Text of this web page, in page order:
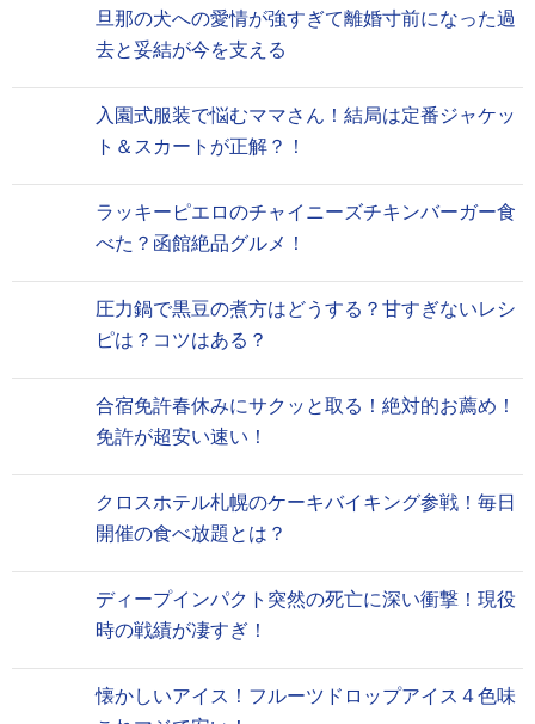
旦那の犬への愛情が強すぎて離婚寸前になった過
去と妥結が今を支える
入園式服装で悩むママさん！結局は定番ジャケッ
ト＆スカートが正解？！
ラッキーピエロのチャイニーズチキンバーガー食
べた？函館絶品グルメ！
圧力鍋で黒豆の煮方はどうする？甘すぎないレシ
ピは？コツはある？
合宿免許春休みにサクッと取る！絶対的お薦め！
免許が超安い速い！
クロスホテル札幌のケーキバイキング参戦！毎日
開催の食べ放題とは？
ディープインパクト突然の死亡に深い衝撃！現役
時の戦績が凄すぎ！
懐かしいアイス！フルーツドロップアイス４色味